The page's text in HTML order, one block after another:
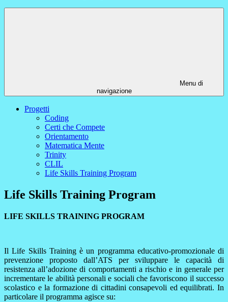
Menu di
navigazione
Progetti
Coding
Certi che Compete
Orientamento
Matematica Mente
Trinity
CLIL
Life Skills Training Program
Life Skills Training Program
LIFE SKILLS TRAINING PROGRAM
Il Life Skills Training è un programma educativo-promozionale di
prevenzione proposto dall’ATS per sviluppare le capacità di
resistenza all’adozione di comportamenti a rischio e in generale per
incrementare le abilità personali e sociali che favoriscono il successo
scolastico e la formazione di cittadini consapevoli ed equilibrati. In
particolare il programma agisce su: